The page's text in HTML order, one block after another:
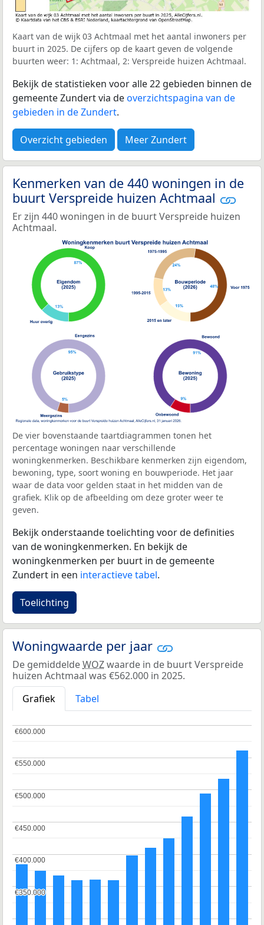
Kaart van de wijk 03 Achtmaal met het aantal inwoners per
buurt in 2025. De cijfers op de kaart geven de volgende
buurten weer: 1: Achtmaal, 2: Verspreide huizen Achtmaal.
Bekijk de statistieken voor alle 22 gebieden binnen de
gemeente Zundert via deoverzichtspagina van de
gebieden in de Zundert.
Overzicht gebieden Meer Zundert
Kenmerken van de 440 woningen in de
buurt Verspreide huizen Achtmaal
Er zijn 440 woningen in de buurt Verspreide huizen
Achtmaal.
De vier bovenstaande taartdiagrammen tonen het
percentage woningen naar verschillende
woningkenmerken. Beschikbare kenmerken zijn eigendom,
bewoning, type, soort woning en bouwperiode. Het jaar
waar de data voor gelden staat in het midden van de
grafiek. Klik op de afbeelding om deze groter weer te
geven.
Bekijk onderstaande toelichting voor de definities
van de woningkenmerken. En bekijk de
woningkenmerken per buurt in de gemeente
Zundert in een interactieve tabel.
Toelichting
Woningwaarde per jaar
De gemiddeldeWOZwaarde in de buurt Verspreide
huizen Achtmaal was €562.000 in 2025.
Grafiek
Tabel
€350.000
€350.000
€400.000
€400.000
€450.000
€450.000
€500.000
€500.000
€550.000
€550.000
€600.000
€600.000